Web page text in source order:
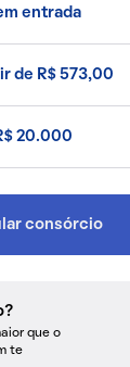
entrada
de R$ 573,00
20.000
consórcio
que o
te